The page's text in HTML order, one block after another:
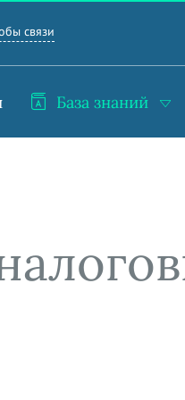
связи
База знаний